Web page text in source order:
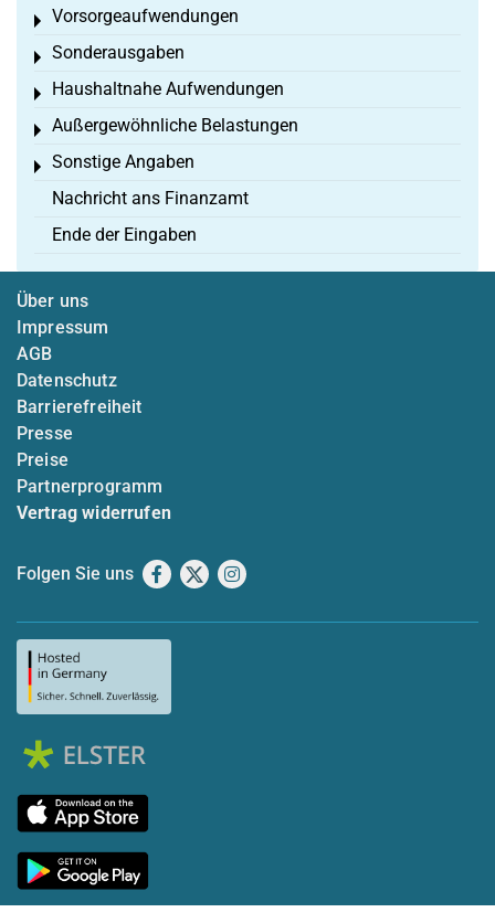
Vorsorgeaufwendungen
Toggle menu
Sonderausgaben
Toggle menu
Haushaltnahe Aufwendungen
Toggle menu
Außergewöhnliche Belastungen
Toggle menu
Sonstige Angaben
Toggle menu
Nachricht ans Finanzamt
Ende der Eingaben
Über uns
Impressum
AGB
Datenschutz
Barrierefreiheit
Presse
Preise
Partnerprogramm
Vertrag widerrufen
Folgen Sie uns Facebook
X Instagram